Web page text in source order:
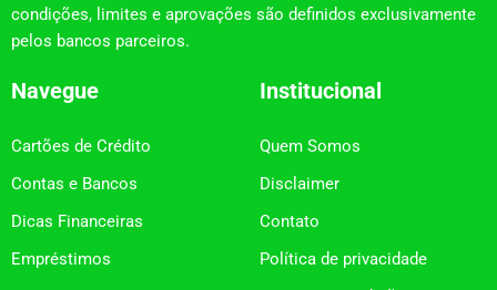
condições, limites e aprovações são definidos exclusivamente
pelos bancos parceiros.
Navegue
Cartões de Crédito
Contas e Bancos
Dicas Financeiras
Empréstimos
Institucional
Quem Somos
Disclaimer
Contato
Política de privacidade